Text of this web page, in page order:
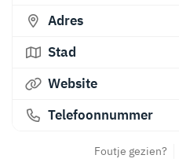
Adres
Stad
Website
Telefoonnummer
Foutje gezien?